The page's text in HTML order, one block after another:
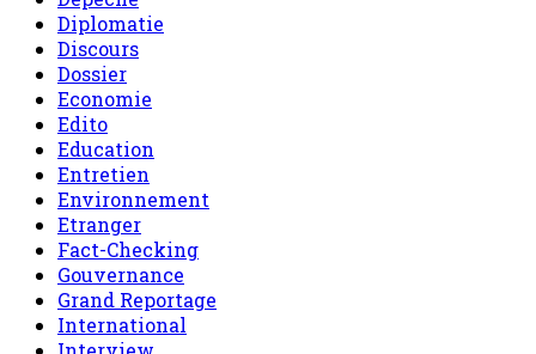
Diplomatie
Discours
Dossier
Economie
Edito
Education
Entretien
Environnement
Etranger
Fact-Checking
Gouvernance
Grand Reportage
International